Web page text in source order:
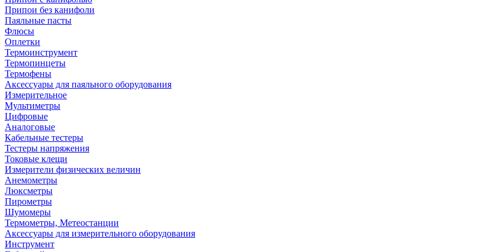
Припои без канифоли
Паяльные пасты
Флюсы
Оплетки
Термоинструмент
Термопинцеты
Термофены
Аксессуары для паяльного оборудования
Измерительное
Мультиметры
Цифровые
Аналоговые
Кабельные тестеры
Тестеры напряжения
Токовые клещи
Измерители физических величин
Анемометры
Люксметры
Пирометры
Шумомеры
Термометры, Метеостанции
Аксессуары для измерительного оборудования
Инструмент